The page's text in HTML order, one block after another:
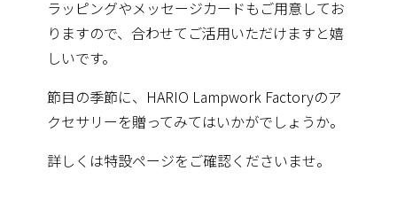
ラッピングやメッセージカードもご用意してお
りますので、合わせてご活用いただけますと嬉
しいです。
節目の季節に、HARIO Lampwork Factoryのア
クセサリーを贈ってみてはいかがでしょうか。
詳しくは特設ページをご確認くださいませ。